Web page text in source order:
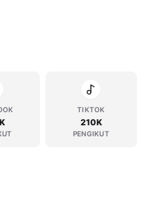
TIKTOK
210K
PENGIKUT